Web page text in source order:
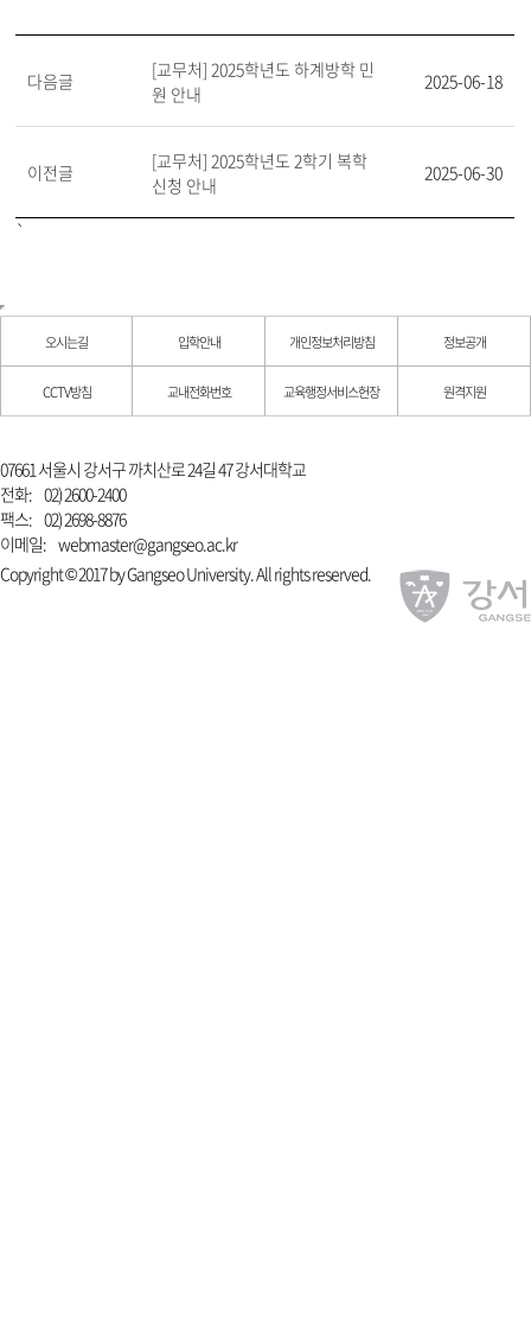
다음글
[교무처] 2025학년도 하계방학 민
원 안내
2025-06-18
이전글
[교무처] 2025학년도 2학기 복학
신청 안내
2025-06-30
`
오시는길 입학안내 개인정보처리방침 정보공개
CCTV방침 교내전화번호 교육행정서비스헌장 원격지원
07661 서울시 강서구 까치산로 24길 47 강서대학교
전화: 02) 2600-2400
팩스: 02) 2698-8876
이메일: webmaster@gangseo.ac.kr
Copyright © 2017 by Gangseo University. All rights reserved.